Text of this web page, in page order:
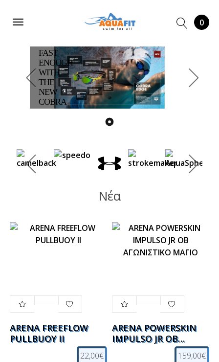
0
FAST
ENOUGH
WITH
THE
NEW
COBRA
EDGE
Νέα
ARENA FREEFLOW
PULLBUOY II
22,00€
ARENA POWERSKIN
IMPULSO JR OB
ΑΓΩΝΙΣΤΙΚΟ ΜΑΓΙΟ
159,00€